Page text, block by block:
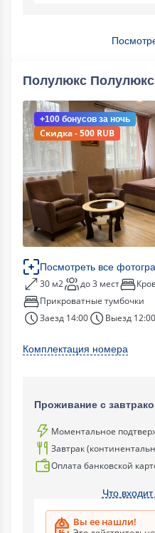
Полулюкс
+100 бонусов за ночь
Скидка - 500 RUB
Посмотреть все
30 м2 до 3 мест
Прикроватные тумбочки
Заезд 14:00
Выезд 12:00
Комплектация номера
Проживание с
Моментальное
Завтрак
Оплата банковской
Что
Вы ее нашли!